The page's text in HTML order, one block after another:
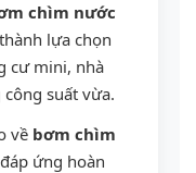
chìm nước
lựa chọn
cư mini, nhà
suất vừa.
về bơm chìm
ứng hoàn